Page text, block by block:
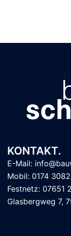
KONTAKT.
E-Mail:
Mobil: 0174
Festnetz: 07651
Glasbergweg 7,